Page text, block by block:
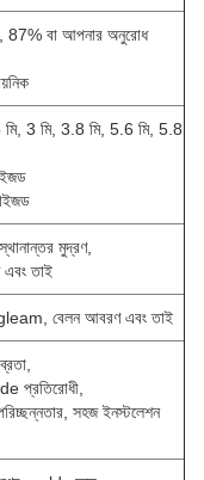
বা আপনার অনুরোধ
মি, 3 মি, 3.8 মি, 5.6 মি, 5.8
মুদ্রণ,
এবং তাই
বেলন আবরণ এবং তাই
প্রতিরোধী,
সহজ ইনস্টলেশন